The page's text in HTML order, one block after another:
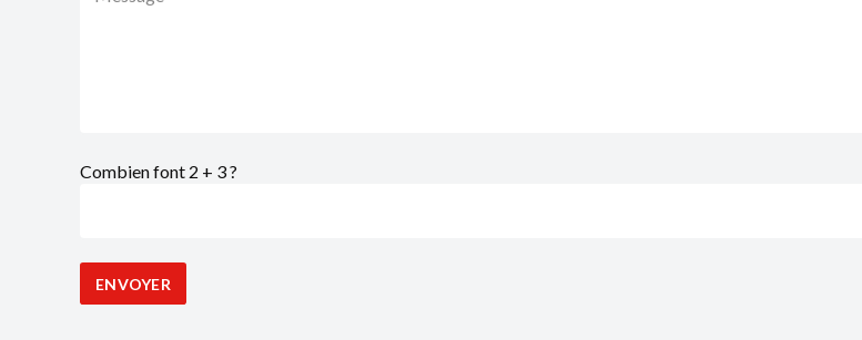
Combien font 2 + 3 ?